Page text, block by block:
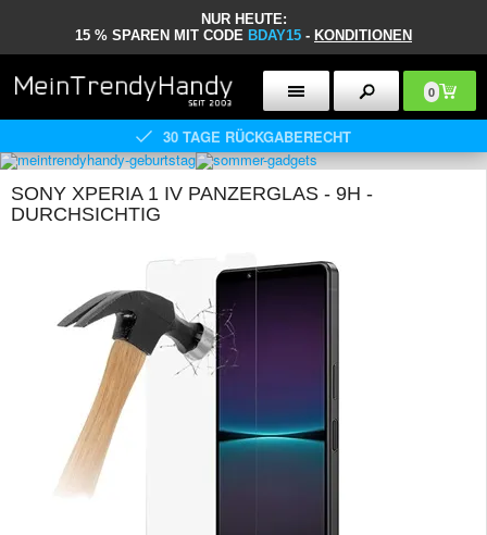
NUR HEUTE:
15 % SPAREN MIT CODE BDAY15 - KONDITIONEN
0
30 TAGE RÜCKGABERECHT
SONY XPERIA 1 IV PANZERGLAS - 9H -
DURCHSICHTIG